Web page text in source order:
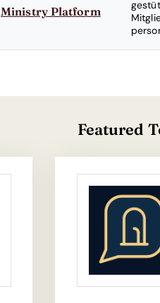
Ministry Platform
Featured